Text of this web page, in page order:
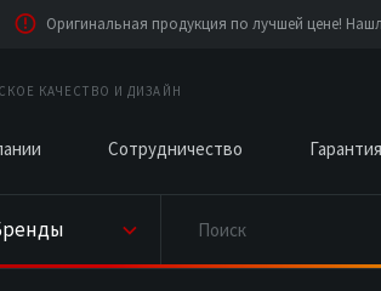
Оригинальная продукция по лучшей цене!
КАЧЕСТВО И ДИЗАЙН
Сотрудничество